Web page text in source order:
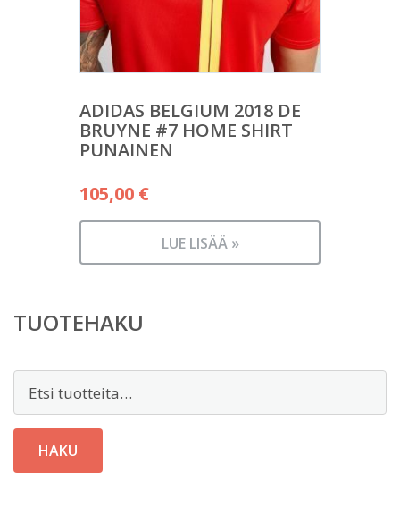
ADIDAS BELGIUM 2018 DE
BRUYNE #7 HOME SHIRT
PUNAINEN
105,00 €
LUE LISÄÄ »
TUOTEHAKU
HAKU